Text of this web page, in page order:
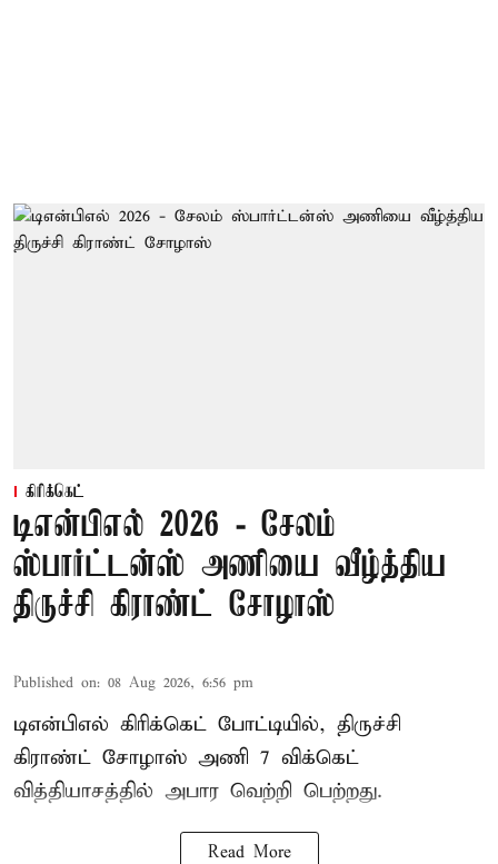
கிரிக்கெட்
டிஎன்பிஎல் 2026 - சேலம்
ஸ்பார்ட்டன்ஸ் அணியை வீழ்த்திய
திருச்சி கிராண்ட் சோழாஸ்
Published on: 08 Aug 2026, 6:56 pm
டிஎன்பிஎல் கிரிக்கெட் போட்டியில், திருச்சி
கிராண்ட் சோழாஸ் அணி 7 விக்கெட்
வித்தியாசத்தில் அபார வெற்றி பெற்றது.
Read More